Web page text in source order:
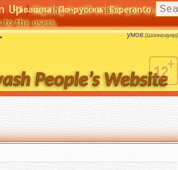
Up|Signing in will enable you to post
to the users.
Чӑвашла По-русски Esperanto
Одиночество - удел всех выдающихся
умов.(Шопнгауер)